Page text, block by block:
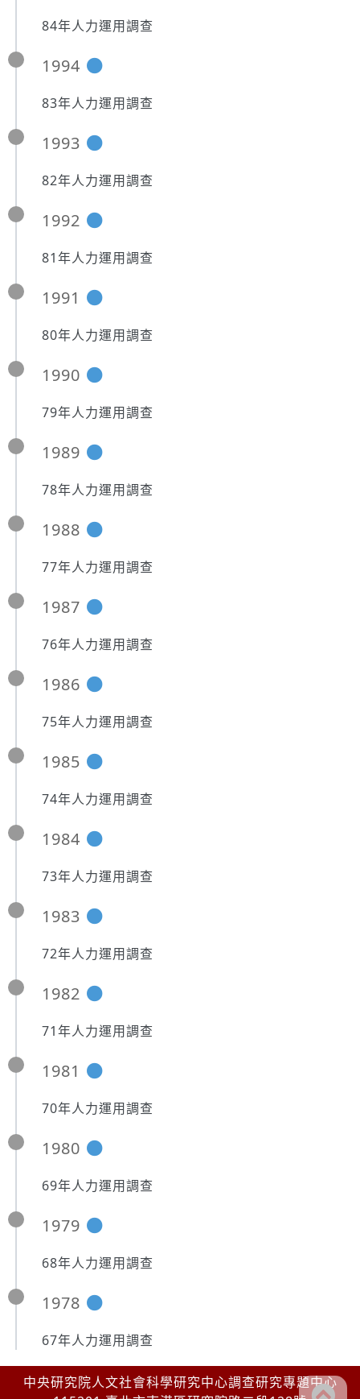
84年人力運用調查
1994
83年人力運用調查
1993
82年人力運用調查
1992
81年人力運用調查
1991
80年人力運用調查
1990
79年人力運用調查
1989
78年人力運用調查
1988
77年人力運用調查
1987
76年人力運用調查
1986
75年人力運用調查
1985
74年人力運用調查
1984
73年人力運用調查
1983
72年人力運用調查
1982
71年人力運用調查
1981
70年人力運用調查
1980
69年人力運用調查
1979
68年人力運用調查
1978
67年人力運用調查
中央研究院人文社會科學研究中心調查研究專題中心